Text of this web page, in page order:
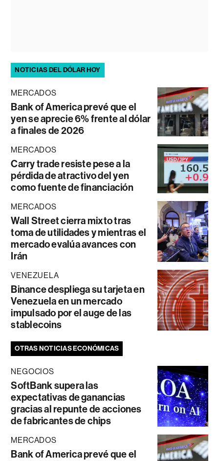
NOTICIAS DEL DÓLAR HOY
MERCADOS
Bank of America prevé que el
yen se aprecie 6% frente al dólar
a finales de 2026
MERCADOS
Carry trade resiste pese a la
pérdida de atractivo del yen
como fuente de financiación
MERCADOS
Wall Street cierra mixto tras
toma de utilidades y mientras el
mercado evalúa avances con
Irán
VENEZUELA
Binance despliega su tarjeta en
Venezuela en un mercado
impulsado por el auge de las
stablecoins
OTRAS NOTICIAS ECONÓMICAS
NEGOCIOS
SoftBank supera las
expectativas de ganancias
gracias al repunte de acciones
de fabricantes de chips
MERCADOS
Bank of America prevé que el